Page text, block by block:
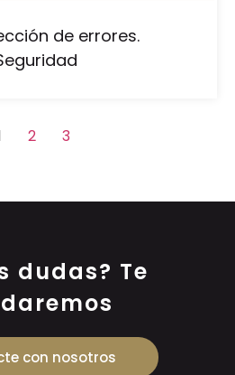
de errores.
2 3
dudas? Te
con nosotros